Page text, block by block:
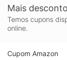
Mais
Temos cupons
online.
Cupom Amazon